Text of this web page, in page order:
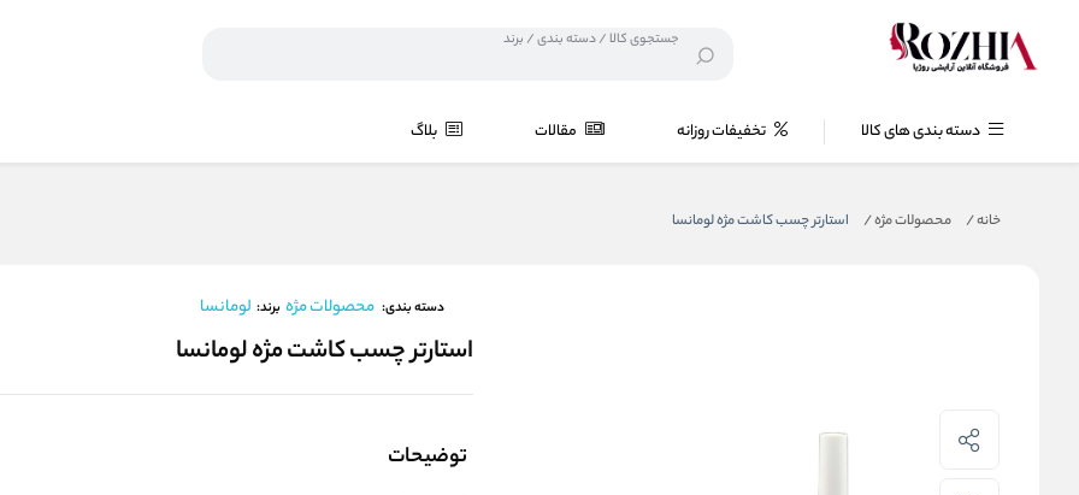
دسته بندی های کالا تخفیفات روزانه مقالات بلاگ
خانه/ محصولات مژه/ استارتر چسب کاشت مژه لومانسا
دسته بندی: محصولات مژه برند: لومانسا
استارتر چسب کاشت مژه لومانسا
توضیحات